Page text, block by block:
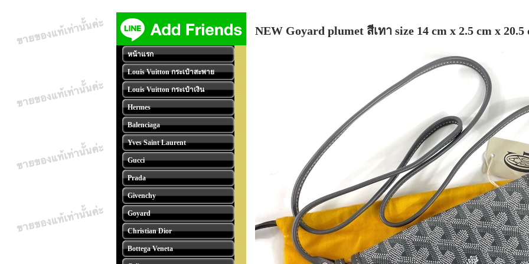
หน้าแรก
Louis Vuitton กระเป๋าสะพาย
Louis Vuitton กระเป๋าเงิน
Hermes
Balenciaga
Yves Saint Laurent
Gucci
Prada
Givenchy
Goyard
Christian Dior
Bottega Veneta
NEW Goyard plumet สีเทา size 14 cm x 2.5 cm x 20.5